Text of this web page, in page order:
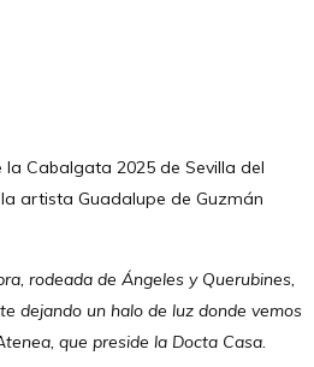
Cabalgata 2025 de Sevilla del
artista Guadalupe de Guzmán
rodeada de Ángeles y Querubines,
dejando un halo de luz donde vemos
que preside la Docta Casa.